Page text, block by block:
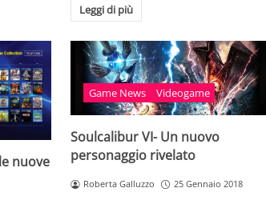
Leggi di più
nuove
Game News Videogame
Soulcalibur VI- Un nuovo
personaggio rivelato
Roberta Galluzzo 25 Gennaio 2018